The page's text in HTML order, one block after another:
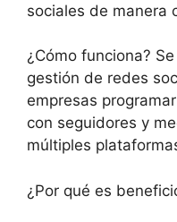
sociales de manera
¿Cómo funciona?
gestión de redes
empresas
con seguidores y
múltiples
¿Por qué es